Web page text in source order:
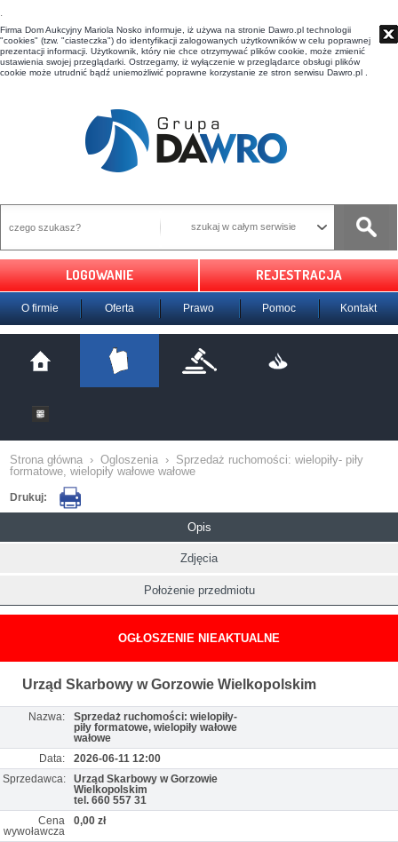
t
Firma Dom Aukcyjny Mariola Nosko informuje, iż używa na stronie Dawro.pl technologii
"cookies" (tzw. "ciasteczka") do identyfikacji zalogowanych użytkowników w celu poprawnej
prezentacji informacji. Użytkownik, który nie chce otrzymywać plików cookie, może zmienić
ustawienia swojej przeglądarki. Ostrzegamy, iż wyłączenie w przeglądarce obsługi plików
cookie może utrudnić bądź uniemożliwić poprawne korzystanie ze stron serwisu Dawro.pl .
szukaj w całym serwisie
LOGOWANIE REJESTRACJA
O firmie Oferta Prawo Pomoc Kontakt
Strona główna › Ogloszenia › Sprzedaż ruchomości: wielopiły- piły
formatowe, wielopiły wałowe wałowe
Drukuj:
Opis
Zdjęcia
Położenie przedmiotu
OGŁOSZENIE NIEAKTUALNE
Urząd Skarbowy w Gorzowie Wielkopolskim
Nazwa:
Sprzedaż ruchomości: wielopiły-
piły formatowe, wielopiły wałowe
wałowe
Data:
2026-06-11 12:00
Sprzedawca:
Urząd Skarbowy w Gorzowie
Wielkopolskim
tel. 660 557 31
Cena
wywoławcza
0,00 zł